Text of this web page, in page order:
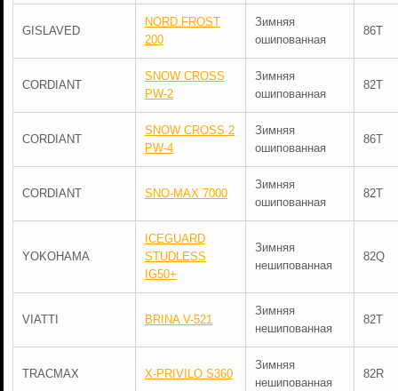
GISLAVED
NORD FROST
200
Зимняя
ошипованная
86T
CORDIANT
SNOW CROSS
PW-2
Зимняя
ошипованная
82T
CORDIANT
SNOW CROSS 2
PW-4
Зимняя
ошипованная
86T
CORDIANT SNO-MAX 7000
Зимняя
ошипованная
82T
YOKOHAMA
ICEGUARD
STUDLESS
IG50+
Зимняя
нешипованная
82Q
VIATTI BRINA V-521
Зимняя
нешипованная
82T
TRACMAX X-PRIVILO S360
Зимняя
нешипованная
82R